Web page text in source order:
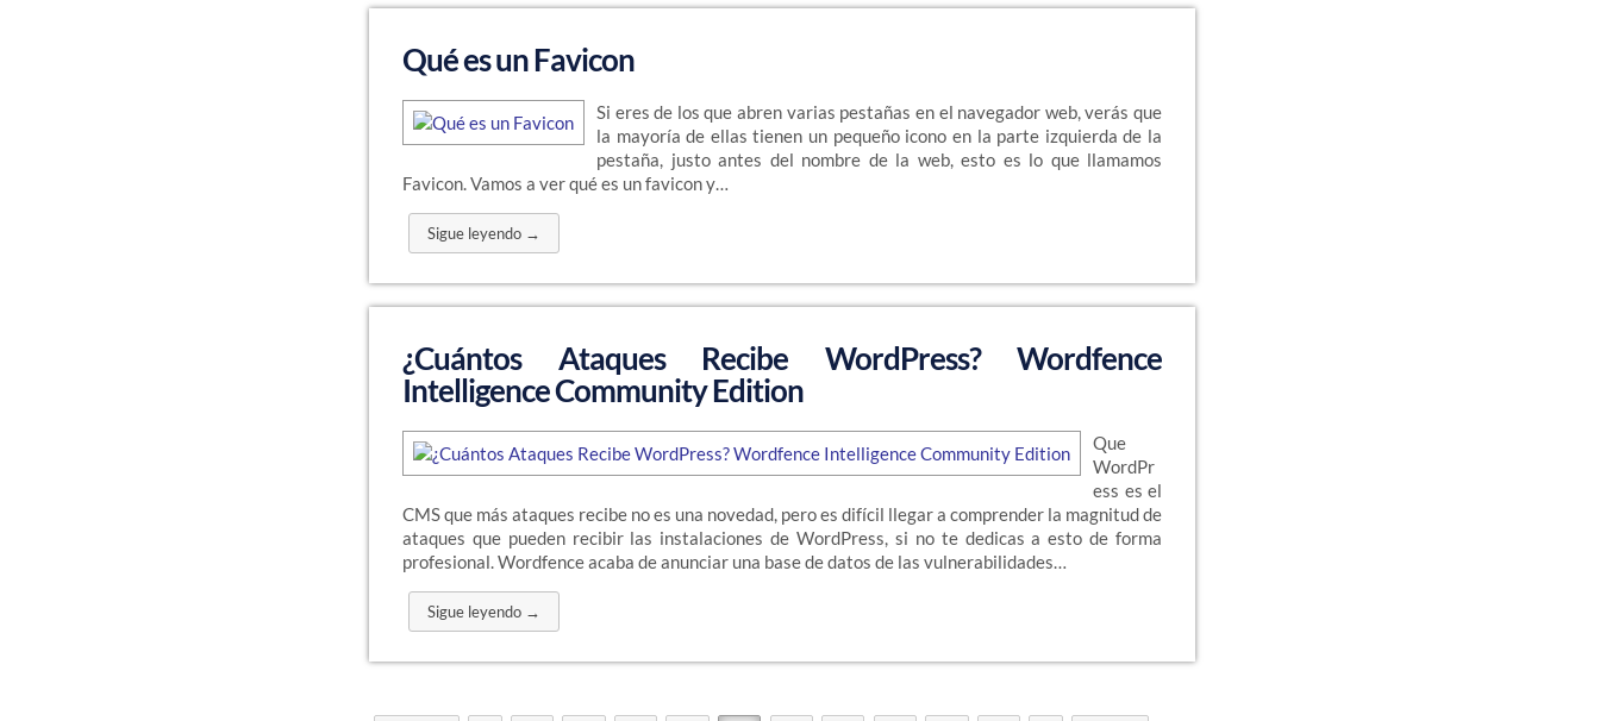
Qué es un Favicon
Si eres de los que abren varias pestañas en el navegador web, verás que
la mayoría de ellas tienen un pequeño icono en la parte izquierda de la
pestaña, justo antes del nombre de la web, esto es lo que llamamos
Favicon. Vamos a ver qué es un favicon y…
Sigue leyendo →
¿Cuántos Ataques Recibe WordPress? Wordfence
Intelligence Community Edition
Que
WordPr
ess es el
CMS que más ataques recibe no es una novedad, pero es difícil llegar a comprender la magnitud de
ataques que pueden recibir las instalaciones de WordPress, si no te dedicas a esto de forma
profesional. Wordfence acaba de anunciar una base de datos de las vulnerabilidades…
Sigue leyendo →